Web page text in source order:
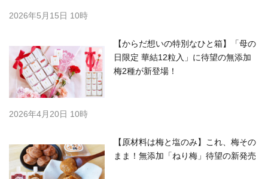
2026年5月15日 10時
【からだ想いの特別なひと箱】「母の
日限定 華結12粒入」に待望の無添加
梅2種が新登場！
2026年4月20日 10時
【原材料は梅と塩のみ】これ、梅その
まま！無添加「ねり梅」待望の新発売